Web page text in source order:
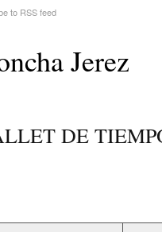
to RSS feed
Jerez
DE